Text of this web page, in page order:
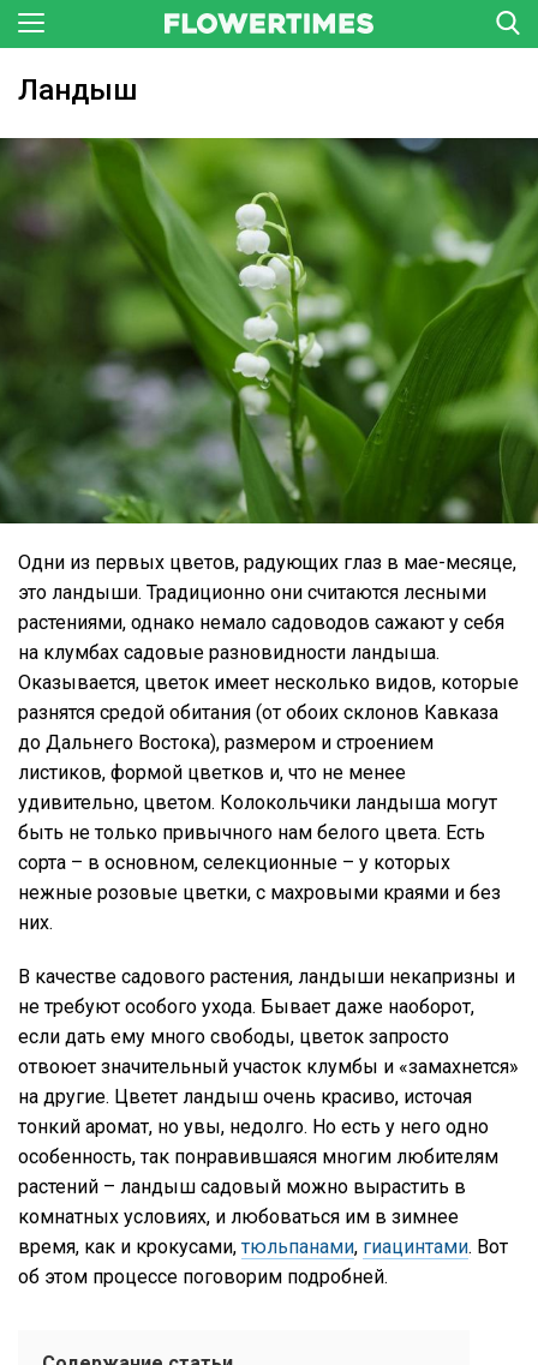
Ландыш
Одни из первых цветов, радующих глаз в мае-месяце,
это ландыши. Традиционно они считаются лесными
растениями, однако немало садоводов сажают у себя
на клумбах садовые разновидности ландыша.
Оказывается, цветок имеет несколько видов, которые
разнятся средой обитания (от обоих склонов Кавказа
до Дальнего Востока), размером и строением
листиков, формой цветков и, что не менее
удивительно, цветом. Колокольчики ландыша могут
быть не только привычного нам белого цвета. Есть
сорта – в основном, селекционные – у которых
нежные розовые цветки, с махровыми краями и без
них.
В качестве садового растения, ландыши некапризны и
не требуют особого ухода. Бывает даже наоборот,
если дать ему много свободы, цветок запросто
отвоюет значительный участок клумбы и «замахнется»
на другие. Цветет ландыш очень красиво, источая
тонкий аромат, но увы, недолго. Но есть у него одно
особенность, так понравившаяся многим любителям
растений – ландыш садовый можно вырастить в
комнатных условиях, и любоваться им в зимнее
время, как и крокусами, тюльпанами, гиацинтами. Вот
об этом процессе поговорим подробней.